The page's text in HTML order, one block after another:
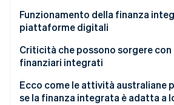
Stripe Sessions 2026
Scopri come Stripe sta
Guarda ora
Un mercato in crescita sostenuto
reale
Maggiore fedeltà e incremento del
cliente
Colmare il divario di
imprese australiane
Funzionamento della finanza
piattaforme digitali
API per creare connessioni
Partner autorizzati per funzioni
Esperienza d’uso unificata sul
Criticità che possono sorgere
finanziari integrati
Ecco come le attività australiane
se la finanza integrata è adatta a